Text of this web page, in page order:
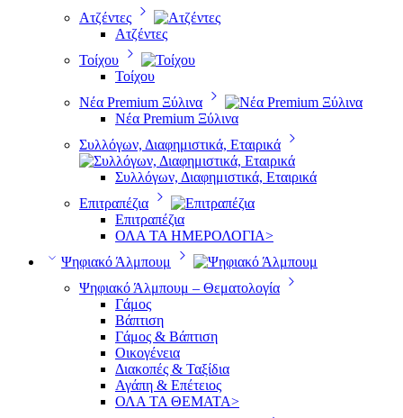
Ατζέντες
Ατζέντες
Τοίχου
Τοίχου
Νέα Premium Ξύλινα
Νέα Premium Ξύλινα
Συλλόγων, Διαφημιστικά, Εταιρικά
Συλλόγων, Διαφημιστικά, Εταιρικά
Επιτραπέζια
Επιτραπέζια
ΟΛΑ ΤΑ ΗΜΕΡΟΛΟΓΙΑ>
Ψηφιακό Άλμπουμ
Ψηφιακό Άλμπουμ – Θεματολογία
Γάμος
Βάπτιση
Γάμος & Βάπτιση
Οικογένεια
Διακοπές & Ταξίδια
Αγάπη & Επέτειος
ΟΛΑ ΤΑ ΘΕΜΑΤΑ>